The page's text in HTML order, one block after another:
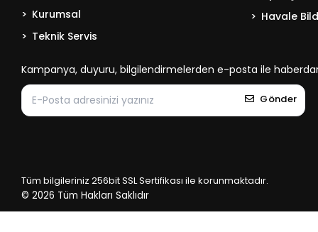
Kurumsal
Teknik Servis
Havale
Kampanya, duyuru, bilgilendirmelerden e-posta ile
Gönder
Tüm bilgileriniz 256bit SSL Sertifikası ile korunmaktadır.
© 2026 Tüm Hakları Saklıdır